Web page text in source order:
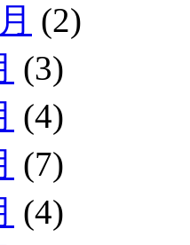
(2)
(3)
(4)
(7)
(4)